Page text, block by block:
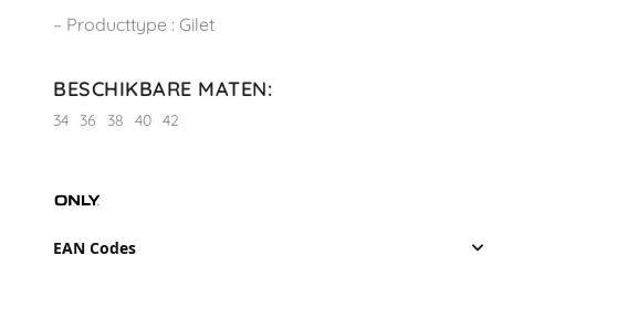
– Producttype : Gilet
BESCHIKBARE MATEN:
34 36 38 40 42
EAN Codes